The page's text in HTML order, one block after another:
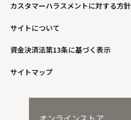
カスタマーハラスメントに対する方針
サイトについて
資金決済法第13条に基づく表示
サイトマップ